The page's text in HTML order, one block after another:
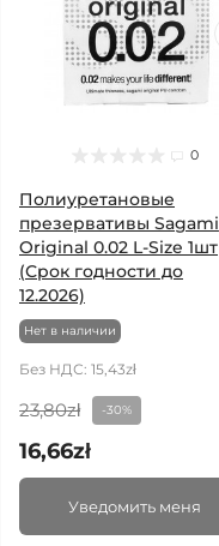
0
Полиуретановые
презервативы Sagami
Original 0.02 L-Size 1шт
(Срок годности до
12.2026)
Нет в наличии
Без НДС: 15,43zł
23,80zł -30%
16,66zł
Уведомить меня